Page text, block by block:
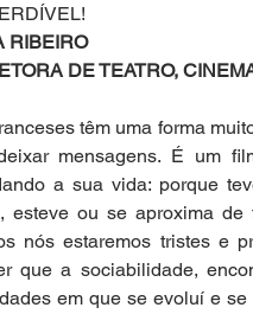
RIBEIRO
DE TEATRO,
têm uma forma
mensagens. É um
a sua vida: porque
esteve ou se aproxima de
nós estaremos tristes e
que a sociabilidade,
em que se evoluí e